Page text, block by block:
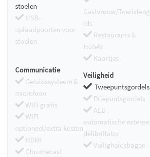
stoelen
USB-
oplaadpoorten voor
stoelen
Gastvrouw/Toeristeng
ids
Restaurants &
Hotels
Kaartjes
Communicatie
Geluidssysteem &
microfoon
WIFI gratis
WIFI
optioneel/extra kosten
HDMI
Chromecast
Veiligheid
Tweepuntsgordels
Driepuntsgordels
AED -
automatische externe
defibrillator
Veiligheidsbogen